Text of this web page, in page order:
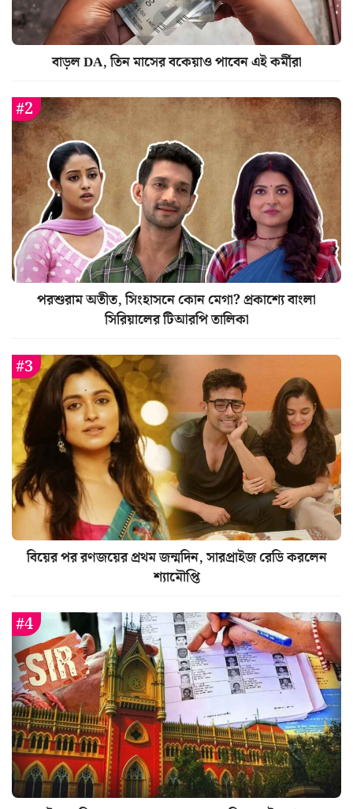
বাড়ল DA, তিন মাসের বকেয়াও পাবেন এই কর্মীরা
পরশুরাম অতীত, সিংহাসনে কোন মেগা? প্রকাশ্যে বাংলা
সিরিয়ালের টিআরপি তালিকা
বিয়ের পর রণজয়ের প্রথম জন্মদিন, সারপ্রাইজ রেডি করলেন
শ্যামৌপ্তি